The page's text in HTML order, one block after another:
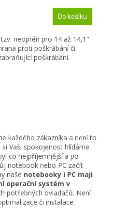
Do košíku
neoprén pro 14 až 14,1"
proti poškrábání či
poškrábání.
každého zákazníka a není to
Vaši spokojenost hlídáme.
co nejpříjemnější a po
notebook nebo PC začít
naše notebooky i PC mají
operační systém v
potřebných ovladačů. Není
či instalace.